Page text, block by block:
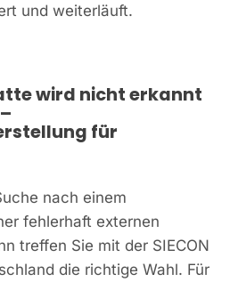
und weiterläuft.
wird nicht erkannt
für
nach einem
fehlerhaft externen
treffen Sie mit der SIECON
die richtige Wahl. Für